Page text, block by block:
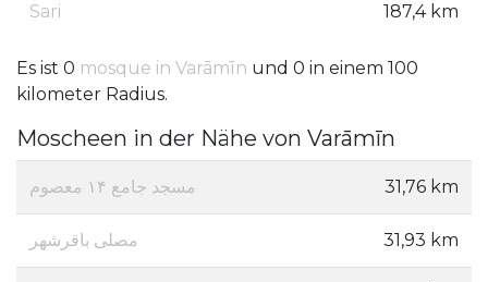
Sari 187,4 km
Es ist 0 mosque in Varāmīn und 0 in einem 100
kilometer Radius.
Moscheen in der Nähe von Varāmīn
مسجد جامع ۱۴ معصوم 31,76 km
مصلی باقرشهر 31,93 km